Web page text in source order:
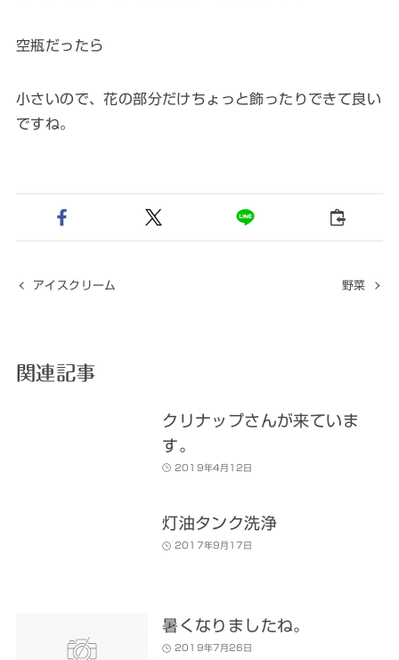
空瓶だったら
小さいので、花の部分だけちょっと飾ったりできて良い
ですね。
アイスクリーム 野菜
関連記事
クリナップさんが来ていま
す。
2019年4月12日
灯油タンク洗浄
2017年9月17日
暑くなりましたね。
2019年7月26日